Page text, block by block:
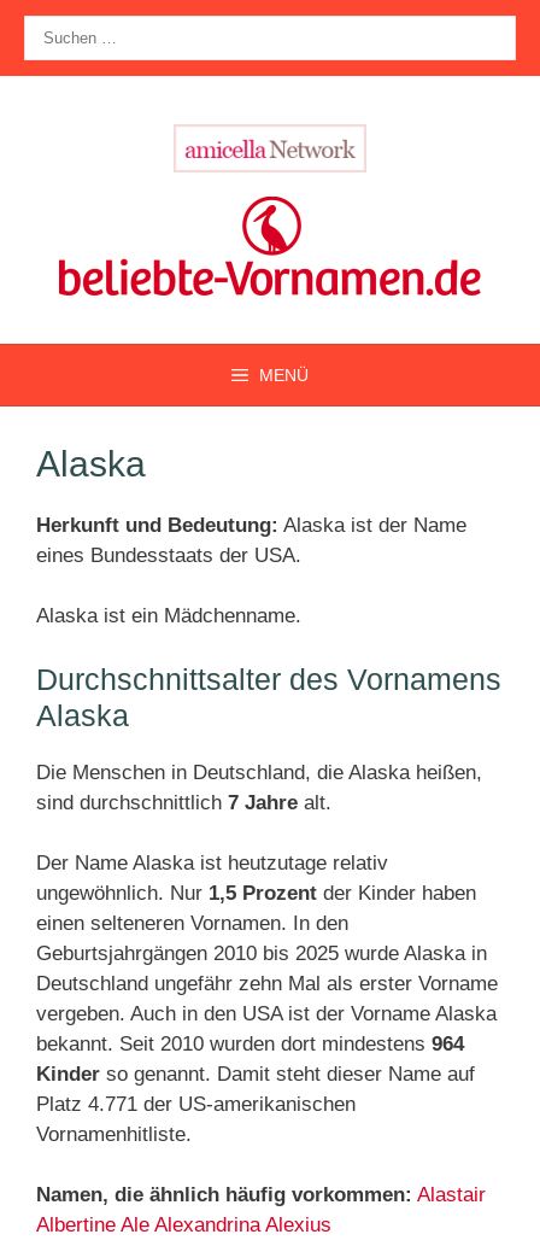
Zum
Inhalt
springen
nach:
MENÜ
Alaska
Herkunft und Bedeutung: Alaska ist der Name
eines Bundesstaats der USA.
Alaska ist ein Mädchenname.
Durchschnittsalter des Vornamens
Alaska
Die Menschen in Deutschland, die Alaska heißen,
sind durchschnittlich 7 Jahre alt.
Der Name Alaska ist heutzutage relativ
ungewöhnlich. Nur 1,5 Prozent der Kinder haben
einen selteneren Vornamen. In den
Geburtsjahrgängen 2010 bis 2025 wurde Alaska in
Deutschland ungefähr zehn Mal als erster Vorname
vergeben. Auch in den USA ist der Vorname Alaska
bekannt. Seit 2010 wurden dort mindestens 964
Kinder so genannt. Damit steht dieser Name auf
Platz 4.771 der US-amerikanischen
Vornamenhitliste.
Namen, die ähnlich häufig vorkommen: Alastair
Albertine Ale Alexandrina Alexius